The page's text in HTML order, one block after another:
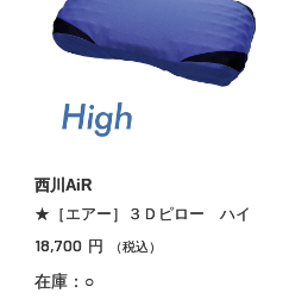
西川AiR
★［エアー］３Ｄピロー ハイ
18,700 円 （税込）
在庫：○